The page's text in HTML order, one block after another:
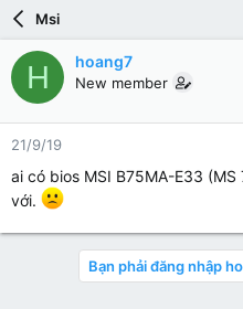
ư
ờ
i
k
h
ở
i
t
o
ử
i
Msi
H hoang7
New member
21/9/19
ai có bios MSI B75MA-E33
với.
Bạn phải đăng nhập